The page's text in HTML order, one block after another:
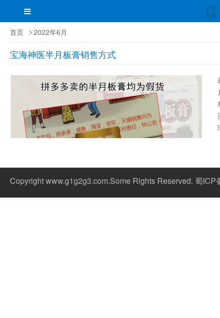
首页 2022年6月
宝海神医半月板膏销售方式
Copyright www.g1g2g3.com.Some Rights Reserved. 蜀ICP